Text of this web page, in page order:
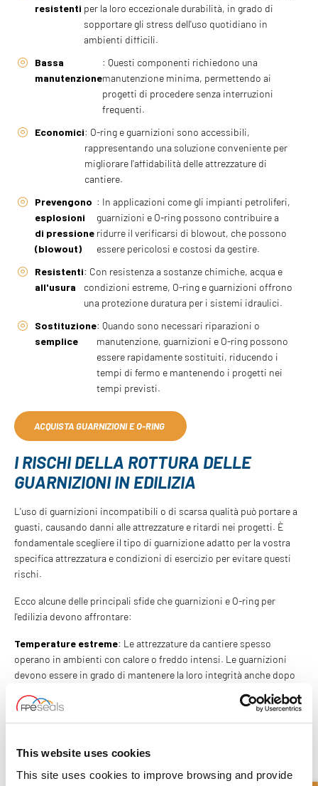
This website uses cookies
This site uses cookies to improve browsing and provide
resistenti per la loro eccezionale durabilità, in grado di
sopportare gli stress dell'uso quotidiano in
ambienti difficili.
Bassa
manutenzione
: Questi componenti richiedono una
manutenzione minima, permettendo ai
progetti di procedere senza interruzioni
frequenti.
Economici: O-ring e guarnizioni sono accessibili,
rappresentando una soluzione conveniente per
migliorare l'affidabilità delle attrezzature di
cantiere.
Prevengono
esplosioni
di pressione
(blowout)
: In applicazioni come gli impianti petroliferi,
guarnizioni e O-ring possono contribuire a
ridurre il verificarsi di blowout, che possono
essere pericolosi e costosi da gestire.
Resistenti
all'usura
: Con resistenza a sostanze chimiche, acqua e
condizioni estreme, O-ring e guarnizioni offrono
una protezione duratura per i sistemi idraulici.
Sostituzione
semplice
: Quando sono necessari riparazioni o
manutenzione, guarnizioni e O-ring possono
essere rapidamente sostituiti, riducendo i
tempi di fermo e mantenendo i progetti nei
tempi previsti.
ACQUISTA GUARNIZIONI E O-RING
I RISCHI DELLA ROTTURA DELLE
GUARNIZIONI IN EDILIZIA
L'uso di guarnizioni incompatibili o di scarsa qualità può portare a
guasti, causando danni alle attrezzature e ritardi nei progetti. È
fondamentale scegliere il tipo di guarnizione adatto per la vostra
specifica attrezzatura e condizioni di esercizio per evitare questi
rischi.
Ecco alcune delle principali sfide che guarnizioni e O-ring per
l'edilizia devono affrontare:
Temperature estreme: Le attrezzature da cantiere spesso
operano in ambienti con calore o freddo intensi. Le guarnizioni
devono essere in grado di mantenere la loro integrità anche dopo
possono erodere i materiali. Scegliere una guarnizione realizzata
prestazioni a lungo termine.